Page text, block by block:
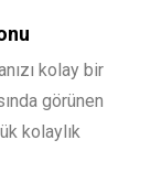
kolay bir
görünen
kolaylık